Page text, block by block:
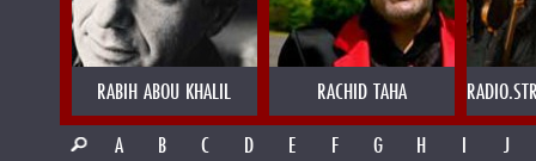
RABIH ABOU KHALIL RACHID TAHA
A
B C D E F G H I J